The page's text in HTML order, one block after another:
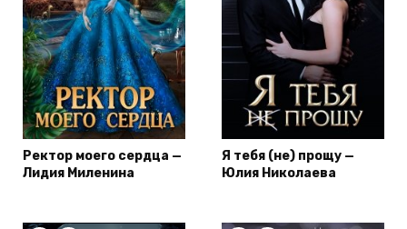
Ректор моего сердца —
Лидия Миленина
Я тебя (не) прощу —
Юлия Николаева